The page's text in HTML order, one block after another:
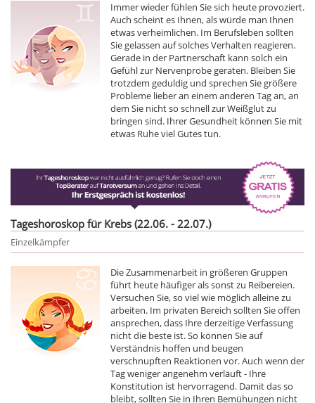
Immer wieder fühlen Sie sich heute provoziert.
Auch scheint es Ihnen, als würde man Ihnen
etwas verheimlichen. Im Berufsleben sollten
Sie gelassen auf solches Verhalten reagieren.
Gerade in der Partnerschaft kann solch ein
Gefühl zur Nervenprobe geraten. Bleiben Sie
trotzdem geduldig und sprechen Sie größere
Probleme lieber an einem anderen Tag an, an
dem Sie nicht so schnell zur Weißglut zu
bringen sind. Ihrer Gesundheit können Sie mit
etwas Ruhe viel Gutes tun.
Tageshoroskop für Krebs (22.06. - 22.07.)
Einzelkämpfer
Die Zusammenarbeit in größeren Gruppen
führt heute häufiger als sonst zu Reibereien.
Versuchen Sie, so viel wie möglich alleine zu
arbeiten. Im privaten Bereich sollten Sie offen
ansprechen, dass Ihre derzeitige Verfassung
nicht die beste ist. So können Sie auf
Verständnis hoffen und beugen
verschnupften Reaktionen vor. Auch wenn der
Tag weniger angenehm verläuft - Ihre
Konstitution ist hervorragend. Damit das so
bleibt, sollten Sie in Ihren Bemühungen nicht